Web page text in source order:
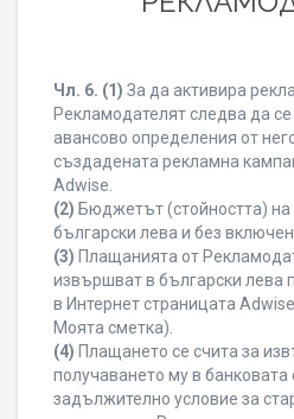
Чл. 6. (1) За да активира
Рекламодателят следва да
авансово определения от
създадената рекламна
Adwise.
(2) Бюджетът (стойността) на
български лева и без
(3) Плащанията от
извършват в български лева
в Интернет страницата
Моята сметка).
(4) Плащането се счита за
получаването му в
задължително условие за